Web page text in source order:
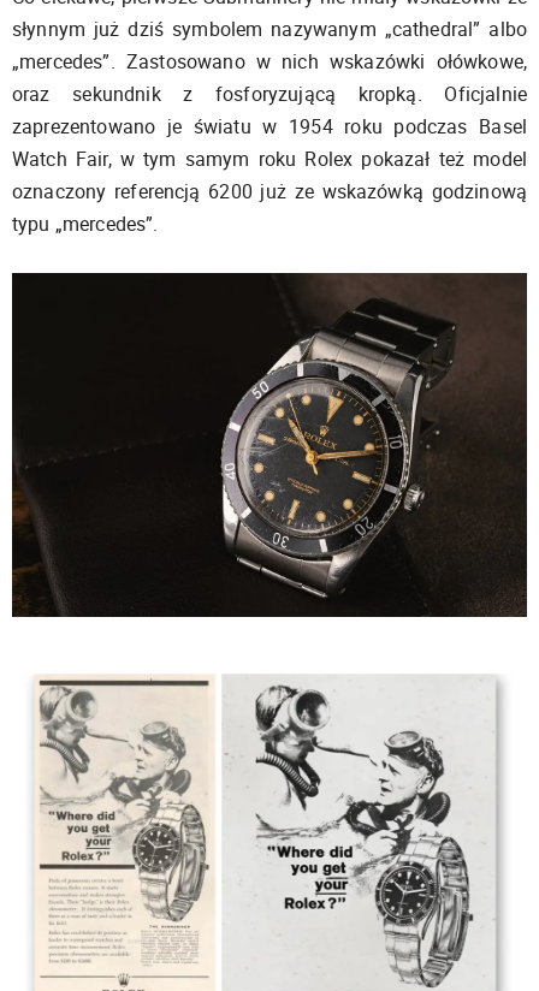
słynnym już dziś symbolem nazywanym „cathedral” albo
„mercedes”. Zastosowano w nich wskazówki ołówkowe,
oraz sekundnik z fosforyzującą kropką. Oficjalnie
zaprezentowano je światu w 1954 roku podczas Basel
Watch Fair, w tym samym roku Rolex pokazał też model
oznaczony referencją 6200 już ze wskazówką godzinową
typu „mercedes”.